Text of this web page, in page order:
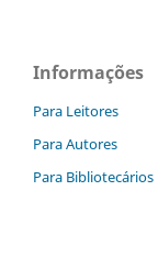
Informações
Para Leitores
Para Autores
Para Bibliotecários